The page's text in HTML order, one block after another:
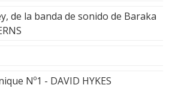
de la banda de sonido de Baraka
Nº1 - DAVID HYKES